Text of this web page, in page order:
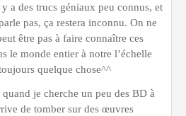
a des trucs géniaux peu connus, et
pas, ça restera inconnu. On ne
être pas à faire connaître ces
le monde entier à notre l’échelle
quelque chose^^
je cherche un peu des BD à
de tomber sur des œuvres